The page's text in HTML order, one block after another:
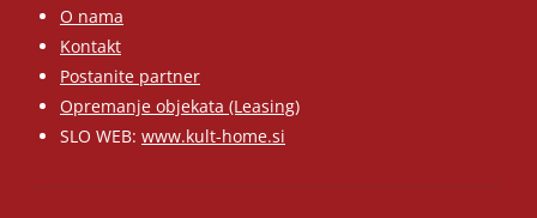
O nama
Kontakt
Postanite partner
Opremanje objekata (Leasing)
SLO WEB: www.kult-home.si